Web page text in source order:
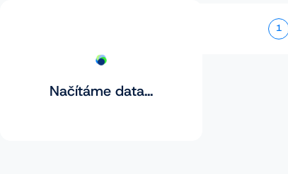
Načítáme data...
1